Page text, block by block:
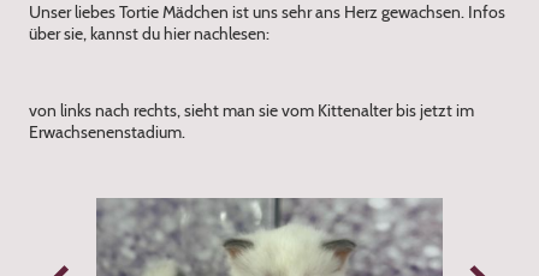
Unser liebes Tortie Mädchen ist uns sehr ans Herz gewachsen. Infos
über sie, kannst du hier nachlesen:
von links nach rechts, sieht man sie vom Kittenalter bis jetzt im
Erwachsenenstadium.